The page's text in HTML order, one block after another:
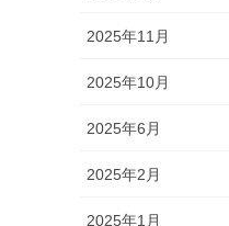
2025年11月
2025年10月
2025年6月
2025年2月
2025年1月